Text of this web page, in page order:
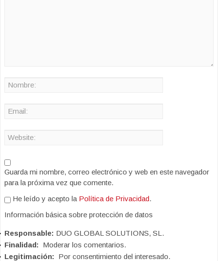
Guarda mi nombre, correo electrónico y web en este navegador
para la próxima vez que comente.
He leído y acepto la Política de Privacidad.
Información básica sobre protección de datos
Responsable: DUO GLOBAL SOLUTIONS, SL.
Finalidad: Moderar los comentarios.
Legitimación: Por consentimiento del interesado.